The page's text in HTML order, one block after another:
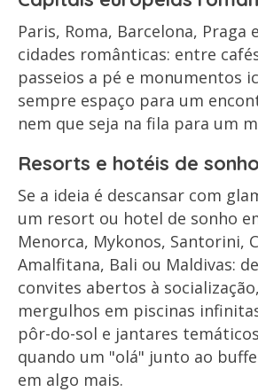
Paris, Roma, Barcelona, Praga
cidades românticas: entre
passeios a pé e monumentos
sempre espaço para um
nem que seja na fila para um
Resorts e hotéis de sonho
Se a ideia é descansar com
um resort ou hotel de sonho
Menorca, Mykonos, Santorini,
Amalfitana, Bali ou Maldivas:
convites abertos à
mergulhos em piscinas
pôr-do-sol e jantares
quando um "olá" junto ao
em algo mais.